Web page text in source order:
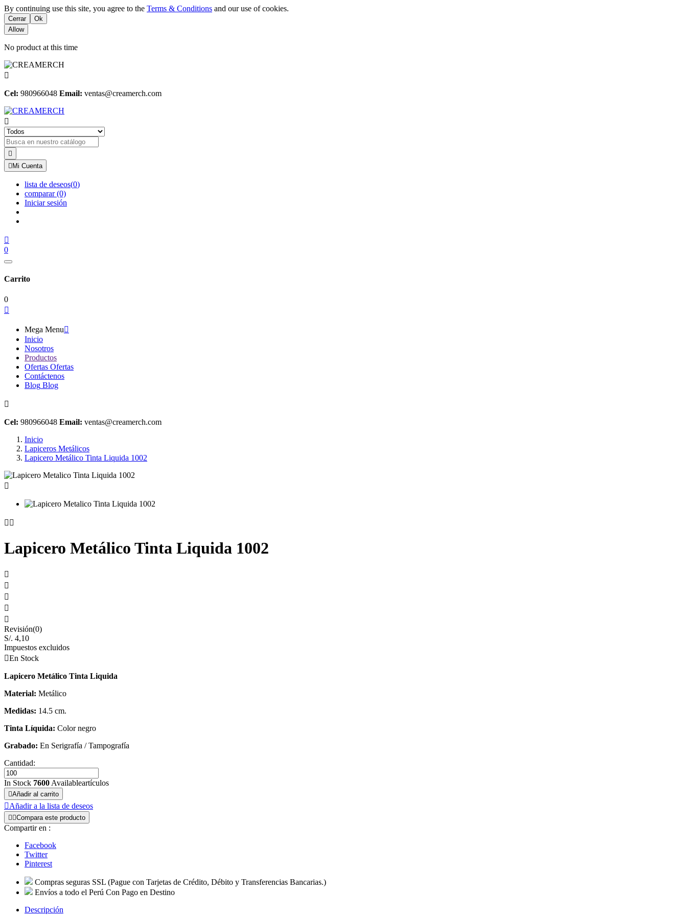
By continuing use this site, you agree to the Terms & Conditions and our use of cookies.
Cerrar
Ok
Allow
No product at this time

Cel: 980966048 Email: ventas@creamerch.com


 Mi Cuenta
lista de deseos(0)
comparar(0)
Iniciar sesión

0
Carrito
0

Mega Menu
Inicio
Nosotros
Productos
Ofertas Ofertas
Contáctenos
Blog Blog

Cel: 980966048 Email: ventas@creamerch.com
Inicio
Lapiceros Metálicos
Lapicero Metálico Tinta Liquida 1002

 
Lapicero Metálico Tinta Liquida 1002





Revisión(0)
S/. 4,10
Impuestos excluidos
En Stock
Lapicero Metálico Tinta Liquida
Material: Metálico
Medidas: 14.5 cm.
Tinta Líquida: Color negro
Grabado: En Serigrafía / Tampografía
Cantidad:
In Stock 7600Availableartículos
Añadir al carrito
Añadir a la lista de deseos
 Compara este producto
Compartir en :
Facebook
Twitter
Pinterest
Compras seguras SSL (Pague con Tarjetas de Crédito, Débito y Transferencias Bancarias.)
Envíos a todo el Perú Con Pago en Destino
Descripción